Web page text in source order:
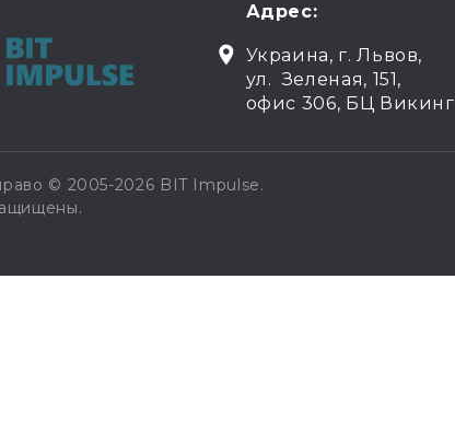
Адрес:
Украина, г. Львов,
ул. Зеленая, 151,
офис 306, БЦ Викинг
© 2005-2026 BIT Impulse.